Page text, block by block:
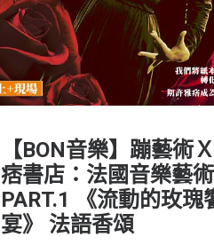
【BON音樂】蹦藝術
痞書店：法國音樂藝術
PART.1 《流動的玫瑰
宴》 法語香頌